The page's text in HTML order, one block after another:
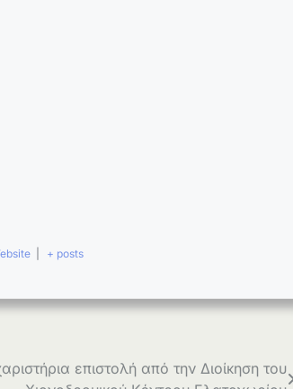
+ posts
επιστολή από την Διοίκηση του